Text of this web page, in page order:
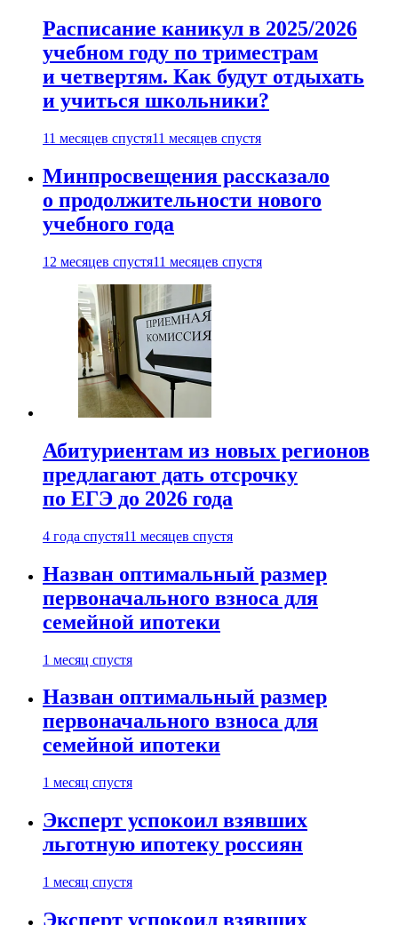
Расписание каникул в 2025/2026
учебном году по триместрам
и четвертям. Как будут отдыхать
и учиться школьники?
11 месяцев спустя11 месяцев спустя
Минпросвещения рассказало
о продолжительности нового
учебного года
12 месяцев спустя11 месяцев спустя
Абитуриентам из новых регионов
предлагают дать отсрочку
по ЕГЭ до 2026 года
4 года спустя11 месяцев спустя
Назван оптимальный размер
первоначального взноса для
семейной ипотеки
1 месяц спустя
Назван оптимальный размер
первоначального взноса для
семейной ипотеки
1 месяц спустя
Эксперт успокоил взявших
льготную ипотеку россиян
1 месяц спустя
Эксперт успокоил взявших